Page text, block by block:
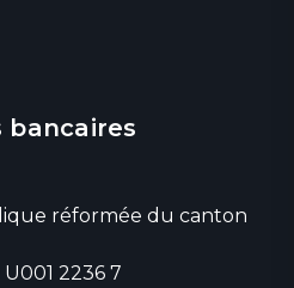
bancaires
réformée du canton
2236 7